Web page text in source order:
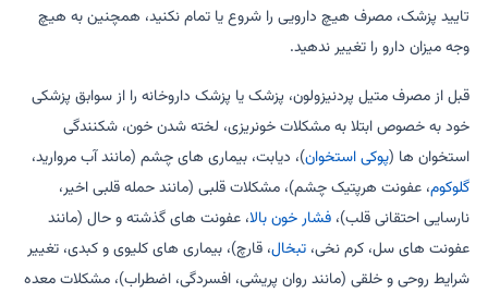
تایید پزشک، مصرف هیچ دارویی را شروع یا تمام نکنید، همچنین به هیچ
وجه میزان دارو را تغییر ندهید.
قبل از مصرف متیل پردنیزولون، پزشک یا پزشک داروخانه را از سوابق پزشکی
خود به خصوص ابتلا به مشکلات خونریزی، لخته شدن خون، شکنندگی
استخوان ها (پوکی استخوان)، دیابت، بیماری های چشم (مانند آب مروارید،
گلوکوم، عفونت هرپتیک چشم)، مشکلات قلبی (مانند حمله قلبی اخیر،
نارسایی احتقانی قلب)،فشار خون بالا، عفونت های گذشته و حال (مانند
عفونت های سل، کرم نخی،تبخال، قارچ)، بیماری های کلیوی و کبدی، تغییر
شرایط روحی و خلقی (مانند روان پریشی، افسردگی، اضطراب)، مشکلات معده